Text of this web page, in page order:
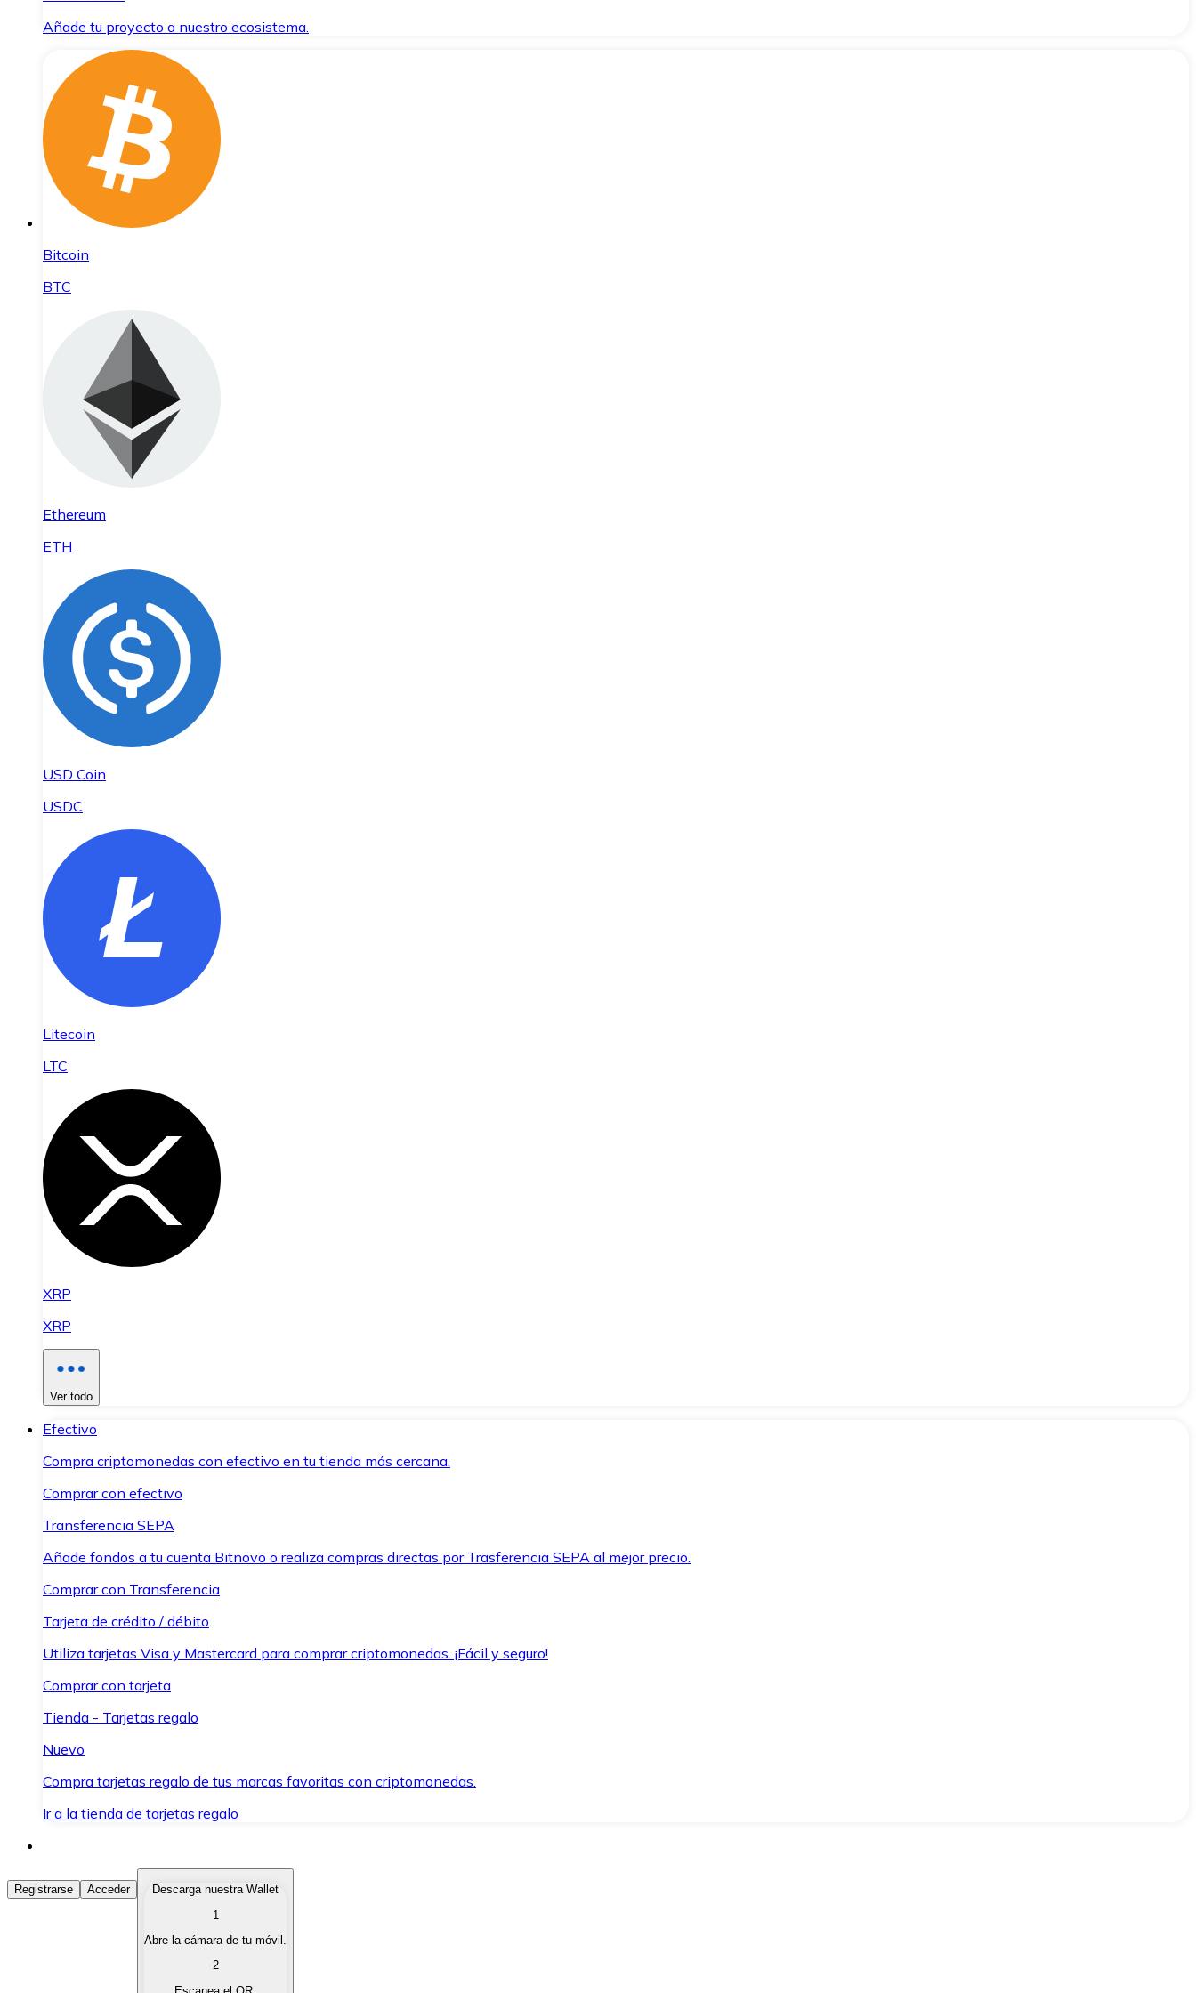
Añade tu proyecto a nuestro ecosistema.
Bitcoin
BTC
Ethereum
ETH
USD Coin
USDC
Litecoin
LTC
XRP
XRP
Ver todo
Efectivo
Compra criptomonedas con efectivo en tu tienda más cercana.
Comprar con efectivo
Transferencia SEPA
Añade fondos a tu cuenta Bitnovo o realiza compras directas por Trasferencia SEPA al mejor precio.
Comprar con Transferencia
Tarjeta de crédito / débito
Utiliza tarjetas Visa y Mastercard para comprar criptomonedas. ¡Fácil y seguro!
Comprar con tarjeta
Tienda - Tarjetas regalo
Nuevo
Compra tarjetas regalo de tus marcas favoritas con criptomonedas.
Ir a la tienda de tarjetas regalo
Comprar Criptomonedas
Compra criptomonedas con diferentes métodos de pago.
Vende tus criptomonedas de forma rápida y segura.
Registrarse Acceder
Descarga nuestra Wallet
1
Abre la cámara de tu móvil.
2